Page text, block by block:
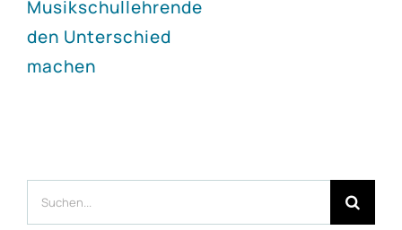
Musikschullehrende
den Unterschied
machen
nach: